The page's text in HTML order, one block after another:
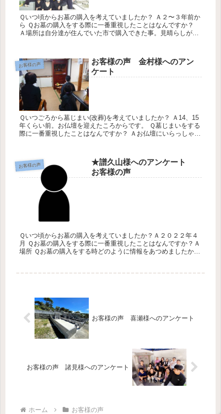
Ｑいつ頃からお墓の購入を考えていましたか？ Ａ２〜３年前か
ら Ｑお墓の購入をする際に一番重視したことはなんですか？
Ａ場所は自分達が住んでいた市で購入できた事。見晴らしがと
お客様の声
お客様の声 金村様へのアン
ケート
Ｑいつごろから墓じまい(改葬)を考えていましたか？ Ａ14、15
年くらい前。お仏壇を迎えたころからです。 Ｑ墓じまいをする
際に一番重視したことはなんですか？ Ａお仏壇にいらっしゃる
お客様の声
★譜久山様へのアンケート
お客様の声
Ｑいつ頃からお墓の購入を考えていましたか？Ａ２０２２年４
月 Ｑお墓の購入をする際に一番重視したことはなんですか？Ａ
場所 Ｑお墓の購入をする時どのように情報をあつめましたか？
お客様の声 喜瀬様へのアンケート
お客様の声 諸見様へのアンケート
ホーム お客様の声